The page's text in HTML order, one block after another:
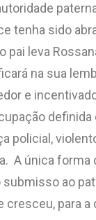
tenha sido
pai leva
na sua
e
definida
policial,
A única forma
ao
cresceu, para a